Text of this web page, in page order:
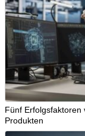
Fünf
Produkten